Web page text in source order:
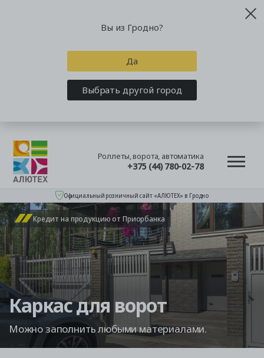
Роллеты, ворота, автоматика
+375 (44) 780-02-78
Официальный розничный сайт «АЛЮТЕХ» в Гродно
Кредит на продукцию от Приорбанка
Каркас для ворот
Можно заполнить любыми материалами.
Вы из Гродно?
Да
Выбрать другой город